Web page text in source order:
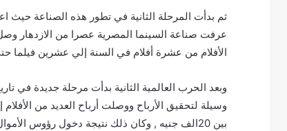
ثم بدأت المرحلة الثانية في تطور هذه الصناعة
عرفت صناعة السينما المصرية عصرا من الازدهار
الأفلام من عشرة أفلام في السنة إلي عشرين فيلما حتى
وبعد الحرب العالمية الثانية بدأت مرحلة جديدة في
وسيلة لتحقيق الأرباح ووصلت أرباح العديد من
بين 20الف جنيه , وكان ذلك نتيجة دخول رؤوس